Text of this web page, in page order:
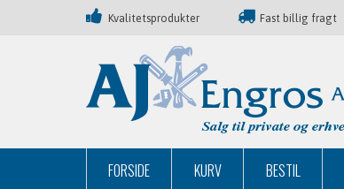
Kvalitetsprodukter Fast billig fragt
FORSIDE KURV BESTIL